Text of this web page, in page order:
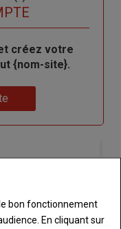
créez votre
{nom-site}.
bon fonctionnement
En cliquant sur